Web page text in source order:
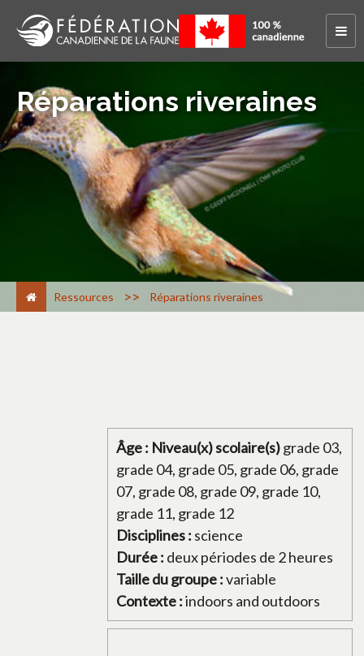
Réparations riveraines
Ressources > Réparations riveraines
Âge : Niveau(x) scolaire(s)grade 03,
grade 04, grade 05, grade 06, grade
07, grade 08, grade 09, grade 10,
grade 11, grade 12
Disciplines : science
Durée : deux périodes de 2 heures
Taille du groupe :variable
Contexte :indoors and outdoors